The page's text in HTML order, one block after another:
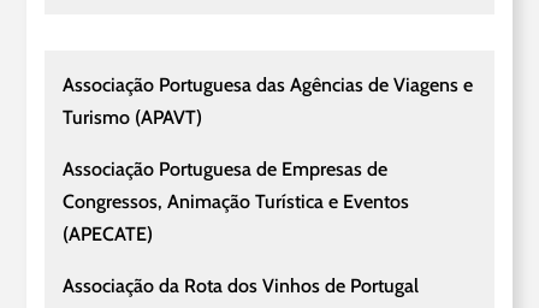
Associação Portuguesa das Agências de Viagens e
Turismo (APAVT)
Associação Portuguesa de Empresas de
Congressos, Animação Turística e Eventos
(APECATE)
Associação da Rota dos Vinhos de Portugal